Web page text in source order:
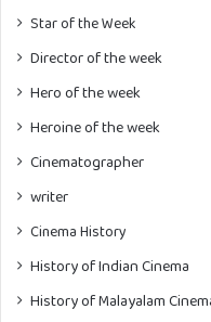
Star of the Week
Director of the week
Hero of the week
Heroine of the week
Cinematographer
writer
Cinema History
History of Indian Cinema
History of Malayalam